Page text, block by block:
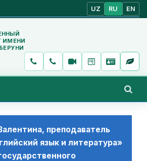
UZ RU EN
ИМЕНИ
преподаватель
язык и литература»